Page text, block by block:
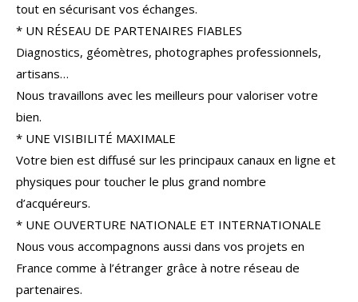
tout en sécurisant vos échanges.
* UN RÉSEAU DE PARTENAIRES FIABLES
Diagnostics, géomètres, photographes professionnels,
artisans…
Nous travaillons avec les meilleurs pour valoriser votre
bien.
* UNE VISIBILITÉ MAXIMALE
Votre bien est diffusé sur les principaux canaux en ligne et
physiques pour toucher le plus grand nombre
d’acquéreurs.
* UNE OUVERTURE NATIONALE ET INTERNATIONALE
Nous vous accompagnons aussi dans vos projets en
France comme à l’étranger grâce à notre réseau de
partenaires.